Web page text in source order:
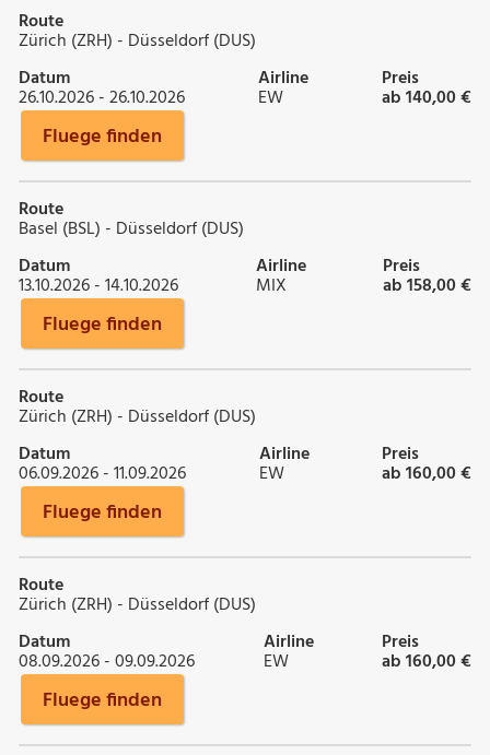
Route
Zürich (ZRH) - Düsseldorf (DUS)
Datum
26.10.2026 - 26.10.2026
Airline
EW
Preis
ab 140,00 €
Fluege finden
Route
Basel (BSL) - Düsseldorf (DUS)
Datum
13.10.2026 - 14.10.2026
Airline
MIX
Preis
ab 158,00 €
Fluege finden
Route
Zürich (ZRH) - Düsseldorf (DUS)
Datum
06.09.2026 - 11.09.2026
Airline
EW
Preis
ab 160,00 €
Fluege finden
Route
Zürich (ZRH) - Düsseldorf (DUS)
Datum
08.09.2026 - 09.09.2026
Airline
EW
Preis
ab 160,00 €
Fluege finden